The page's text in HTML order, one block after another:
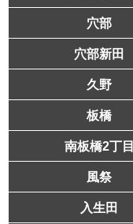
穴部
穴部新田
久野
板橋
南板橋2丁目
風祭
入生田